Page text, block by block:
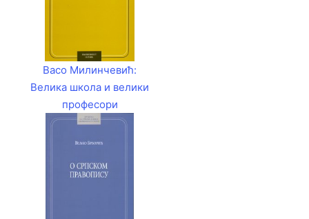
Васо Милинчевић:
Велика школа и велики
професори